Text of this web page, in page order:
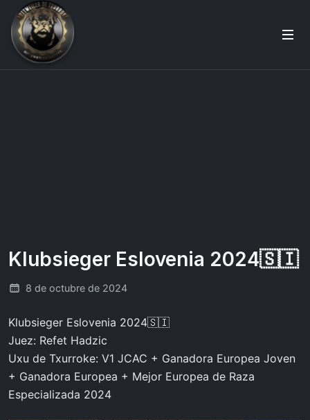
Klubsieger Eslovenia 2024🇸🇮
8 de octubre de 2024
Klubsieger Eslovenia 2024🇸🇮
Juez: Refet Hadzic
Uxu de Txurroke: V1 JCAC + Ganadora Europea Joven
+ Ganadora Europea + Mejor Europea de Raza
Especializada 2024